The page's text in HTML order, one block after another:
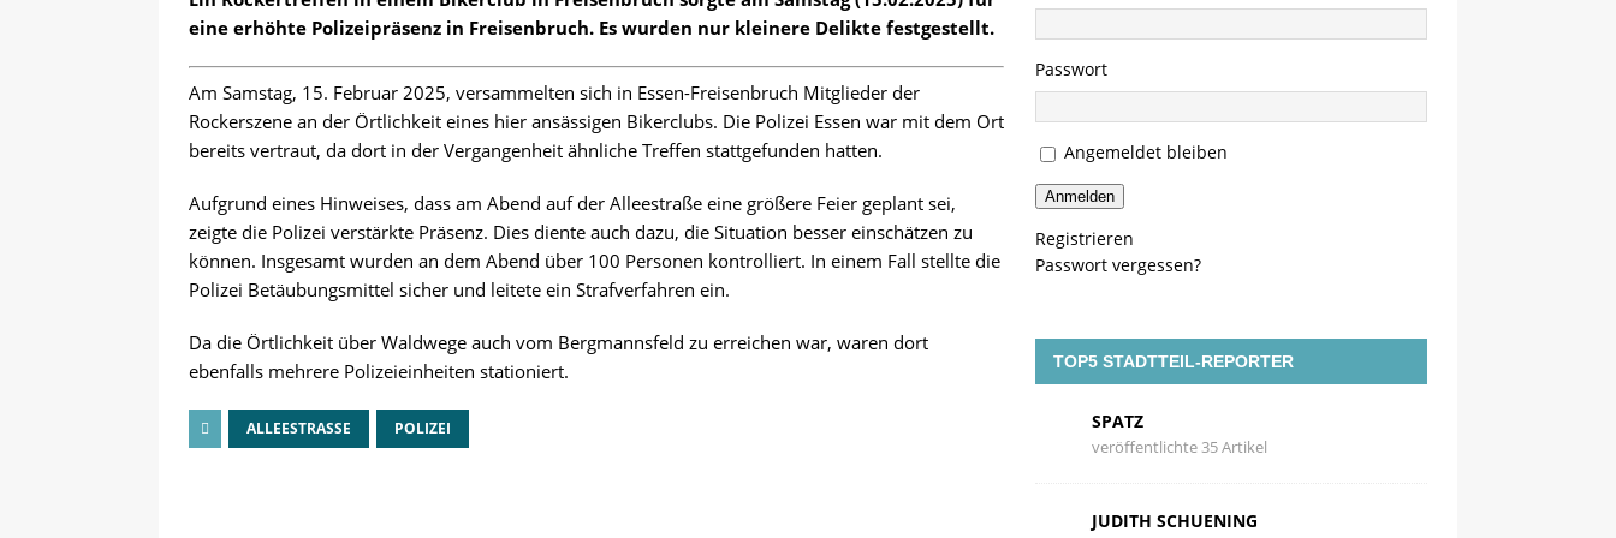
eine erhöhte Polizeipräsenz in Freisenbruch. Es wurden nur kleinere Delikte festgestellt.
Am Samstag, 15. Februar 2025, versammelten sich in Essen-Freisenbruch Mitglieder der
Rockerszene an der Örtlichkeit eines hier ansässigen Bikerclubs. Die Polizei Essen war mit dem Ort
bereits vertraut, da dort in der Vergangenheit ähnliche Treffen stattgefunden hatten.
Aufgrund eines Hinweises, dass am Abend auf der Alleestraße eine größere Feier geplant sei,
zeigte die Polizei verstärkte Präsenz. Dies diente auch dazu, die Situation besser einschätzen zu
können. Insgesamt wurden an dem Abend über 100 Personen kontrolliert. In einem Fall stellte die
Polizei Betäubungsmittel sicher und leitete ein Strafverfahren ein.
Da die Örtlichkeit über Waldwege auch vom Bergmannsfeld zu erreichen war, waren dort
ebenfalls mehrere Polizeieinheiten stationiert.
ALLEESTRASSE POLIZEI
Passwort
Angemeldet bleiben
Anmelden
Registrieren
Passwort vergessen?
TOP5 STADTTEIL-REPORTER
SPATZ
veröffentlichte 35 Artikel
JUDITH SCHUENING